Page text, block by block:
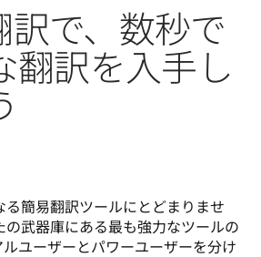
品質評価の構築方法
訳からリアルタイム音声翻訳までを支
accessible voice demo with DeepL
訳で、数秒で
翻訳を入手し
簡易翻訳ツールにとどまりませ
武器庫にある最も強力なツールの
ユーザーとパワーユーザーを分け